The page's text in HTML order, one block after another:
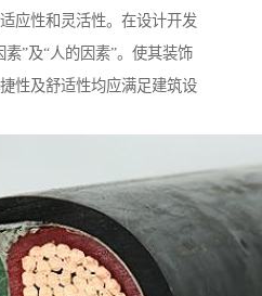
应性和灵活性。在设计开发
”及“人的因素”。使其装饰
性及舒适性均应满足建筑设